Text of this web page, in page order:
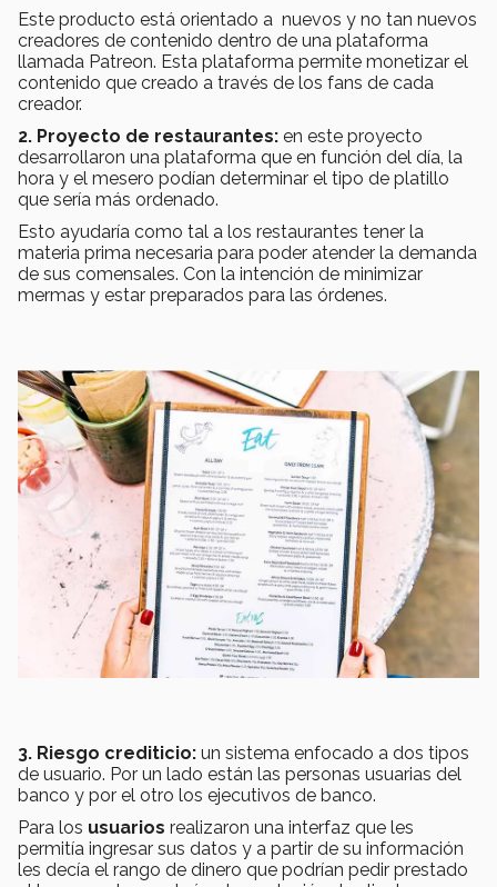
Este producto está orientado a nuevos y no tan nuevos
creadores de contenido dentro de una plataforma
llamada Patreon. Esta plataforma permite monetizar el
contenido que creado a través de los fans de cada
creador.
2. Proyecto de restaurantes: en este proyecto
desarrollaron una plataforma que en función del día, la
hora y el mesero podían determinar el tipo de platillo
que sería más ordenado.
Esto ayudaría como tal a los restaurantes tener la
materia prima necesaria para poder atender la demanda
de sus comensales. Con la intención de minimizar
mermas y estar preparados para las órdenes.
3. Riesgo crediticio: un sistema enfocado a dos tipos
de usuario. Por un lado están las personas usuarias del
banco y por el otro los ejecutivos de banco.
Para los usuarios realizaron una interfaz que les
permitía ingresar sus datos y a partir de su información
les decía el rango de dinero que podrían pedir prestado